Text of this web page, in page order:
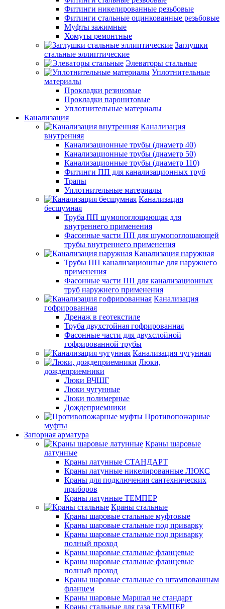
Фитинги никелированные резьбовые
Фитинги стальные оцинкованные резьбовые
Муфты зажимные
Хомуты ремонтные
Заглушки
стальные эллиптические
Элеваторы стальные
Уплотнительные
материалы
Прокладки резиновые
Прокладки паронитовые
Уплотнительные материалы
Канализация
Канализация
внутренняя
Канализационные трубы (диаметр 40)
Канализационные трубы (диаметр 50)
Канализационные трубы (диаметр 110)
Фитинги ПП для канализационных труб
Трапы
Уплотнительные материалы
Канализация
бесшумная
Труба ПП шумопоглощающая для
внутреннего применения
Фасонные части ПП для шумопоглощающей
трубы внутреннего применения
Канализация наружная
Трубы ПП канализационные для наружнего
применения
Фасонные части ПП для канализационных
труб наружнего применения
Канализация
гофрированная
Дренаж в геотекстиле
Труба двухстойная гофрированная
Фасонные части для двухслойной
гофрированной трубы
Канализация чугунная
Люки,
дождеприемники
Люки ВЧШГ
Люки чугунные
Люки полимерные
Дождеприемники
Противопожарные
муфты
Запорная арматура
Краны шаровые
латунные
Краны латунные СТАНДАРТ
Краны латунные никелированные ЛЮКС
Краны для подключения сантехнических
приборов
Краны латунные ТЕМПЕР
Краны стальные
Краны шаровые стальные муфтовые
Краны шаровые стальные под приварку
Краны шаровые стальные под приварку
полный проход
Краны шаровые стальные фланцевые
Краны шаровые стальные фланцевые
полный проход
Краны шаровые стальные со штампованным
фланцем
Краны шаровые Маршал не стандарт
Краны стальные для газа ТЕМПЕР